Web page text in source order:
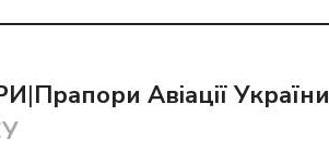
|Прапори Авіації України